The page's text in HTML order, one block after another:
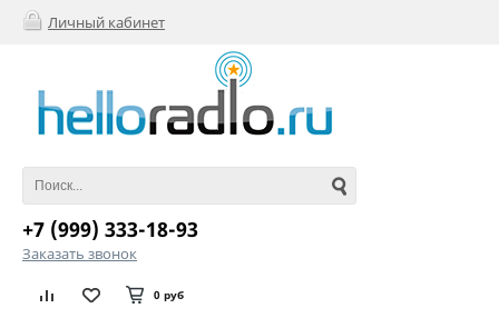
Личный кабинет
+7 (999) 333-18-93
Заказать звонок
0 руб